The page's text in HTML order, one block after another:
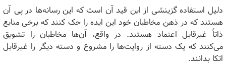
دلیل استفاده گزینشی از این قید آن است که این رسانه‌ها در پی آن
هستند که در ذهن مخاطبان خود این ایده را حک کنند که برخی منابع
ذاتاً غیرقابل اعتماد هستند. در واقع، آن‌ها مخاطبان را تشویق
می‌کنند که یک دسته از روایت‌ها را مشروع و دسته دیگر را غیرقابل
اتکا بدانند.